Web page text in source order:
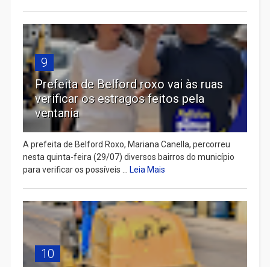
9
Prefeita de Belford roxo vai às ruas
verificar os estragos feitos pela
ventania
A prefeita de Belford Roxo, Mariana Canella, percorreu
nesta quinta-feira (29/07) diversos bairros do município
para verificar os possíveis ...
Leia Mais
10